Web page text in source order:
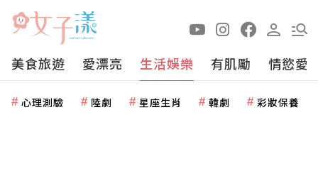
美食旅遊 愛漂亮 生活娛樂 有肌勵 情慾愛
心理測驗 陸劇 星座生肖 韓劇 彩妝保養